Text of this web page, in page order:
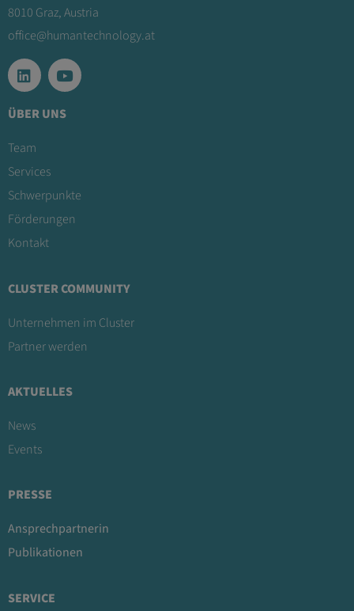
8010 Graz, Austria
office@humantechnology.at
ÜBER UNS
Team
Services
Schwerpunkte
Förderungen
Kontakt
CLUSTER COMMUNITY
Unternehmen im Cluster
Partner werden
AKTUELLES
News
Events
PRESSE
Ansprechpartnerin
Publikationen
SERVICE